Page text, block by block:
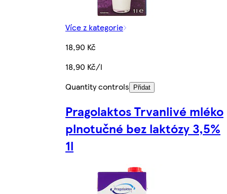
Více z kategorie
18,90 Kč
18,90 Kč/l
Quantity controls
Přidat
Pragolaktos Trvanlivé mléko
plnotučné bez laktózy 3,5%
1l